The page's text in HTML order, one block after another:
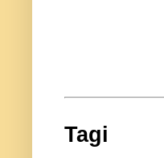
Tagi